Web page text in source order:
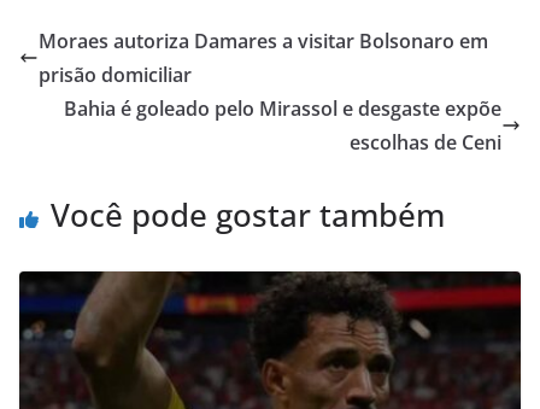
Moraes autoriza Damares a visitar Bolsonaro em
prisão domiciliar
Bahia é goleado pelo Mirassol e desgaste expõe
escolhas de Ceni
Você pode gostar também